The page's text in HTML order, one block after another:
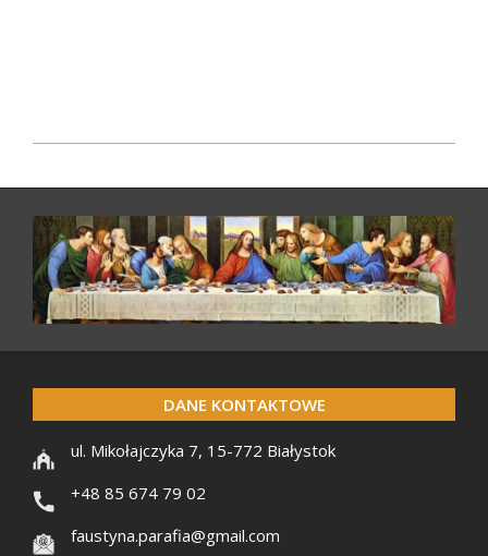
DANE KONTAKTOWE
ul. Mikołajczyka 7, 15-772 Białystok
+48 85 674 79 02
faustyna.parafia@gmail.com